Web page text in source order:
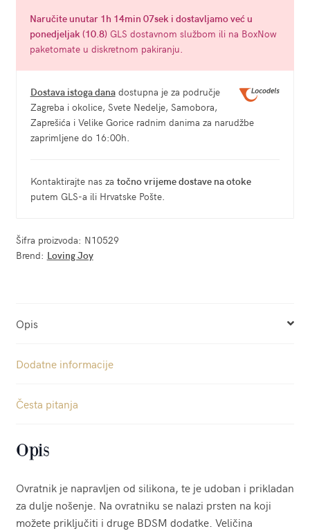
Naručiteunutar 1h 14min 07seki dostavljamo već u
ponedjeljak (10.8) GLS dostavnom službom ili na BoxNow
paketomate u diskretnom pakiranju.
Dostava istoga danadostupna je za područje
Zagreba i okolice, Svete Nedelje, Samobora,
Zaprešića i Velike Gorice radnim danima za narudžbe
zaprimljene do 16:00h.
Kontaktirajte nas za točno vrijeme dostave na otoke
putem GLS-a ili Hrvatske Pošte.
Šifra proizvoda: N10529
Brend: Loving Joy
Opis
Dodatne informacije
Česta pitanja
Opis
Ovratnik je napravljen od silikona, te je udoban i prikladan
za dulje nošenje. Na ovratniku se nalazi prsten na koji
možete priključiti i druge BDSM dodatke. Veličina